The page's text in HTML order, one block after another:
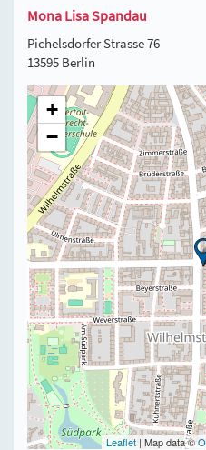
Mona Lisa Spandau
Pichelsdorfer Strasse 76
13595 Berlin
+
−
Leaflet | Map data ©